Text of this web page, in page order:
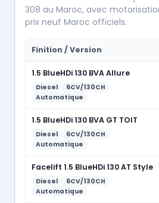
308 au Maroc, avec
prix neuf Maroc officiels.
Finition / Version
1.5 BlueHDi 130 BVA Allure
Diesel
6CV/130CH
Automatique
1.5 BlueHDi 130 BVA GT TOIT
Diesel
6CV/130CH
Automatique
Facelift 1.5 BlueHDi 130 AT Style
Diesel
6CV/130CH
Automatique